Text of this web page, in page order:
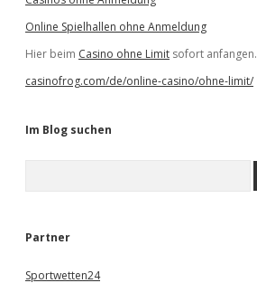
Online Spielhallen ohne Anmeldung
Hier beim Casino ohne Limit sofort anfangen.
casinofrog.com/de/online-casino/ohne-limit/
Im Blog suchen
e
Partner
Sportwetten24